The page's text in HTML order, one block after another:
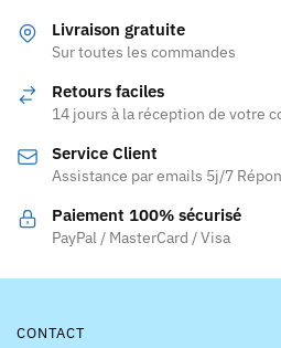
variations.
Les
peuvent
choisies
sur
la
page
Livraison gratuite
Sur toutes les commandes
Retours faciles
14 jours à la réception de votre
Service Client
Assistance par emails 5j/7
Paiement 100% sécurisé
PayPal / MasterCard / Visa
CONTACT